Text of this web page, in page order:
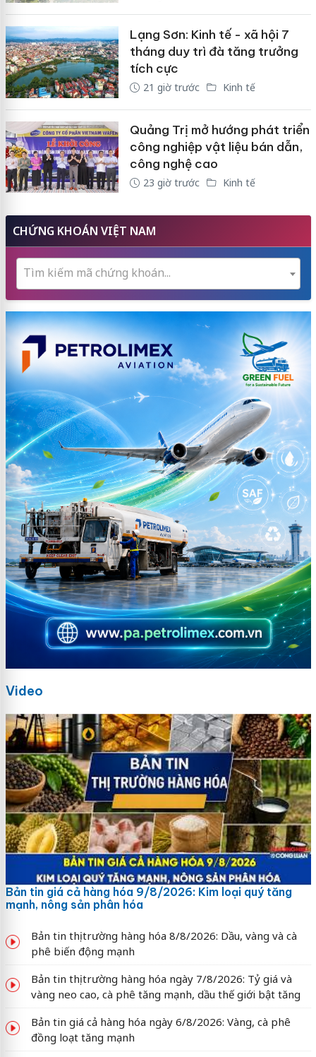
Lạng Sơn: Kinh tế - xã hội 7
tháng duy trì đà tăng trưởng
tích cực
21 giờ trước Kinh tế
Quảng Trị mở hướng phát triển
công nghiệp vật liệu bán dẫn,
công nghệ cao
23 giờ trước Kinh tế
CHỨNG KHOÁN VIỆT NAM
Tìm kiếm mã chứng khoán...
Video
Bản tin giá cả hàng hóa 9/8/2026: Kim loại quý tăng
mạnh, nông sản phân hóa
Bản tin thị trường hàng hóa 8/8/2026: Dầu, vàng và cà
phê biến động mạnh
Bản tin thị trường hàng hóa ngày 7/8/2026: Tỷ giá và
vàng neo cao, cà phê tăng mạnh, dầu thế giới bật tăng
Bản tin giá cả hàng hóa ngày 6/8/2026: Vàng, cà phê
đồng loạt tăng mạnh